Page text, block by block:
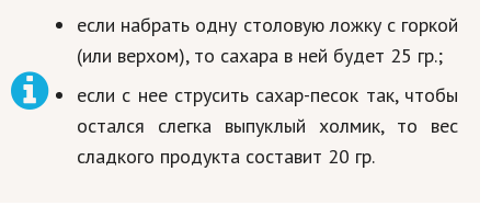
если набрать одну столовую ложку с горкой
(или верхом), то сахара в ней будет 25 гр.;
если с нее струсить сахар-песок так, чтобы
остался слегка выпуклый холмик, то вес
сладкого продукта составит 20 гр.